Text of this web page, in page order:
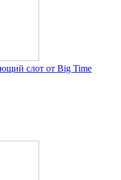
слот от Big Time